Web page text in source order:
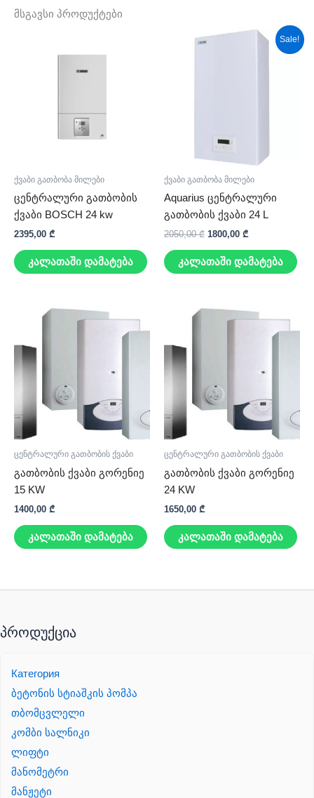
მსგავსი პროდუქტები
ქვაბი გათბობა მილები
ცენტრალური გათბობის
ქვაბი BOSCH 24 kw
2395,00 ₾
კალათაში დამატება
Sale!
ქვაბი გათბობა მილები
Aquarius ცენტრალური
გათბობის ქვაბი 24 L
2050,00₾
Original
1800,00 ₾
Current
კალათაში დამატება
ცენტრალური გათბობის ქვაბი
გათბობის ქვაბი გორენიე
15 KW
1400,00 ₾
კალათაში დამატება
ცენტრალური გათბობის ქვაბი
გათბობის ქვაბი გორენიე
24 KW
1650,00 ₾
კალათაში დამატება
პროდუქცია
Категория
ბეტონის სტიაშკის პომპა
თბომცვლელი
კომბი სალნიკი
ლიფტი
მანომეტრი
მანჟეტი